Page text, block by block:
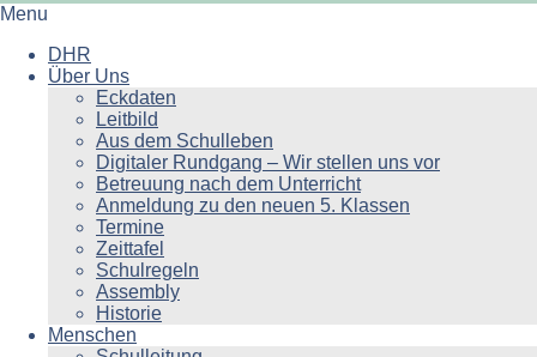
Menu
DHR
Über Uns
Eckdaten
Leitbild
Aus dem Schulleben
Digitaler Rundgang – Wir stellen uns vor
Betreuung nach dem Unterricht
Anmeldung zu den neuen 5. Klassen
Termine
Zeittafel
Schulregeln
Assembly
Historie
Menschen